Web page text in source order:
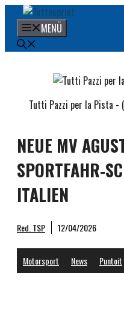
Inhalt
springen
MENÜ
NEUE MV
ITALIEN
Red. TSP 12/04/2026
Motorsport News Puntoit
Tutti Pazzi per la Pista -